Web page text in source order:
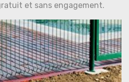
et sans engagement.